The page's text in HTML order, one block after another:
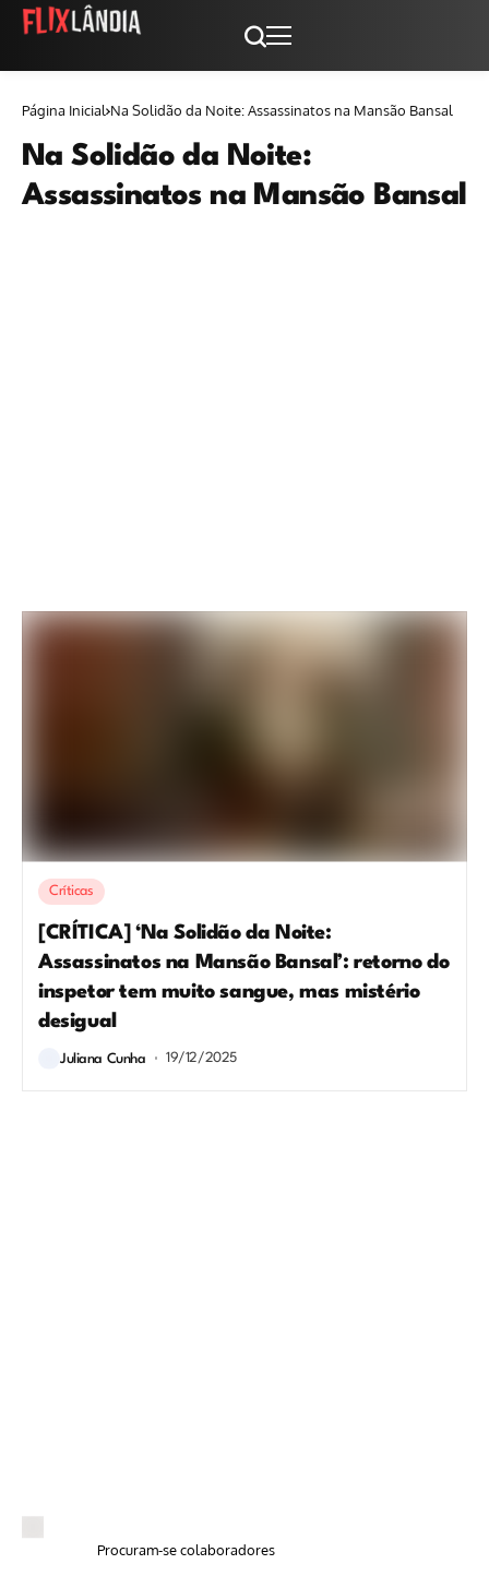
Página Inicial Na Solidão da Noite: Assassinatos na Mansão Bansal
Na Solidão da Noite:
Assassinatos na Mansão Bansal
Críticas
[CRÍTICA] ‘Na Solidão da Noite:
Assassinatos na Mansão Bansal’: retorno do
inspetor tem muito sangue, mas mistério
desigual
Juliana Cunha 19/12/2025
Procuram-se colaboradores